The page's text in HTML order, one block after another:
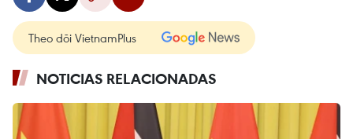
Theo dõi VietnamPlus
NOTICIAS RELACIONADAS